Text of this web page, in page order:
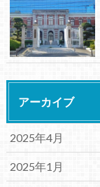
アーカイブ
2025年4月
2025年1月